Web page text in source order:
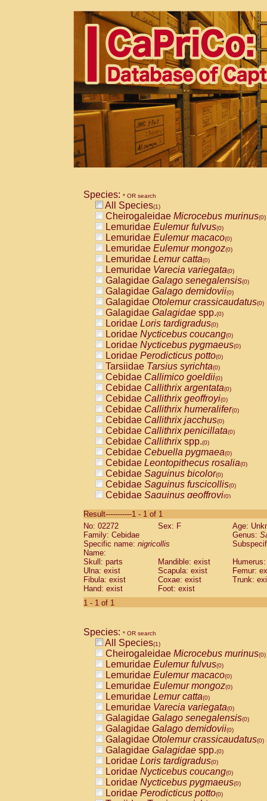
Species: * OR search
All Species(1)
Cheirogaleidae Microcebus murinus(0)
Lemuridae Eulemur fulvus(0)
Lemuridae Eulemur macaco(0)
Lemuridae Eulemur mongoz(0)
Lemuridae Lemur catta(0)
Lemuridae Varecia variegata(0)
Galagidae Galago senegalensis(0)
Galagidae Galago demidovii(0)
Galagidae Otolemur crassicaudatus(0)
Galagidae Galagidae spp.(0)
Loridae Loris tardigradus(0)
Loridae Nycticebus coucang(0)
Loridae Nycticebus pygmaeus(0)
Loridae Perodicticus potto(0)
Tarsiidae Tarsius syrichta(0)
Cebidae Callimico goeldii(0)
Cebidae Callithrix argentata(0)
Cebidae Callithrix geoffroyi(0)
Cebidae Callithrix humeralifer(0)
Cebidae Callithrix jacchus(0)
Cebidae Callithrix penicillata(0)
Cebidae Callithrixspp.(0)
Cebidae Cebuella pygmaea(0)
Cebidae Leontopithecus rosalia(0)
Cebidae Saguinus bicolor(0)
Cebidae Saguinus fuscicollis(0)
Cebidae Saguinus geoffroyi(0)
CebidaeSaguinus labiatus(0)
Cebidae Saguinus leucopus (0)
Cebidae
CebidaeSaguinus mystax
Cebidae Saguinus nigricollis (1)
Cebidae Saguinus oedipus
Cebidae Saguinus weddelli
Cebidae Saguinusspp.
Cebidae
CebidaeCebus capucinus
CebidaeCebus nigrivittatus
CebidaeCebus spp.(0)
CebidaeSaimiri boliviensis(0)
CebidaeSaimiri sciureus(0)
AtelidaeAlouatta caraya(0)
AtelidaeAlouatta fusca(0)
AtelidaeAlouatta seniculus(0)
AtelidaeAlouattaspp.(0)
AtelidaeAteles belzebuth(0)
AtelidaeAteles geoffroyi(0)
AtelidaeAteles paniscus(0)
AtelidaeAtelesspp.(0)
AtelidaeLagothrix lagothricha(0)
AtelidaeLagothrix lagothricha cana
PitheciidaeCacajao calvus
Result-----------1 - 1 of 1
No: 02272
Sex: F
Age:
Family: Cebidae
Genus:
Specific name: nigricollis
Name:
Skull: parts
Mandible: exist
Ulna: exist
Scapula: exist
Femur:
Fibula: exist
Coxae: exist
Trunk:
Hand: exist
Foot: exist
1 - 1 of 1
Species: * OR search
All Species(1)
Cheirogaleidae Microcebus murinus(0)
Lemuridae Eulemur fulvus(0)
Lemuridae Eulemur macaco(0)
Lemuridae Eulemur mongoz(0)
Lemuridae Lemur catta(0)
Lemuridae Varecia variegata(0)
Galagidae Galago senegalensis(0)
Galagidae Galago demidovii(0)
Galagidae Otolemur crassicaudatus(0)
Galagidae Galagidae spp.(0)
Loridae Loris tardigradus(0)
Loridae Nycticebus coucang(0)
Loridae Nycticebus pygmaeus(0)
Loridae Perodicticus potto(0)